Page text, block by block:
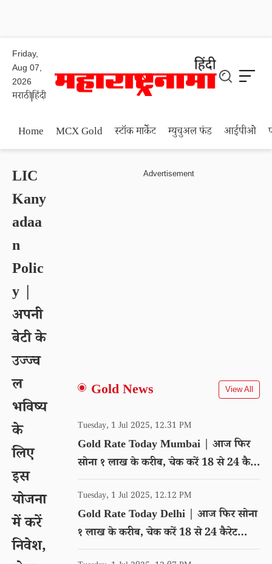
Friday,
Aug 07,
2026
मराठीहिंदी
Home MCX Gold स्टॉक मार्केट म्युचुअल फंड आईपीओ
LIC
Kany
adaa
n
Polic
y |
अपनी
बेटी के
उज्ज्व
ल
भविष्य
के
लिए
इस
योजना
में करें
निवेश,
Gold News View All
Tuesday, 1 Jul 2025, 12.31 PM
Gold Rate Today Mumbai | आज फिर
सोना १ लाख के करीब, चेक करें 18 से 24 कैरेट
गोल्ड का रेट
Tuesday, 1 Jul 2025, 12.12 PM
Gold Rate Today Delhi | आज फिर सोना
१ लाख के करीब, चेक करें 18 से 24 कैरेट
गोल्ड का रेट